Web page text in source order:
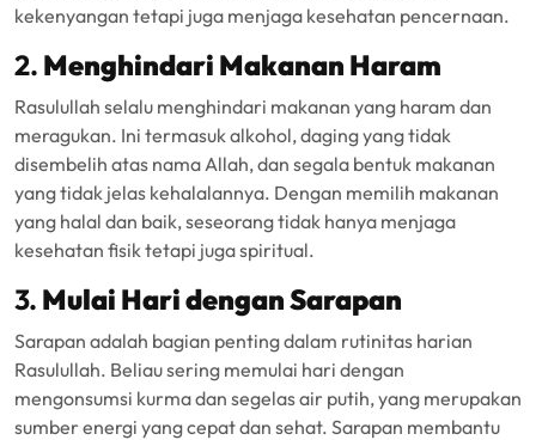
kekenyangan tetapi juga menjaga kesehatan pencernaan.
2. Menghindari Makanan Haram
Rasulullah selalu menghindari makanan yang haram dan
meragukan. Ini termasuk alkohol, daging yang tidak
disembelih atas nama Allah, dan segala bentuk makanan
yang tidak jelas kehalalannya. Dengan memilih makanan
yang halal dan baik, seseorang tidak hanya menjaga
kesehatan fisik tetapi juga spiritual.
3. Mulai Hari dengan Sarapan
Sarapan adalah bagian penting dalam rutinitas harian
Rasulullah. Beliau sering memulai hari dengan
mengonsumsi kurma dan segelas air putih, yang merupakan
sumber energi yang cepat dan sehat. Sarapan membantu